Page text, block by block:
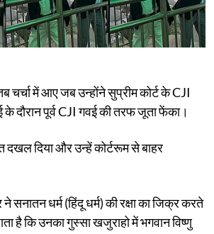
चर्चा में आए जब उन्होंने सुप्रीम कोर्ट के CJI
के दौरान पूर्व CJI गवई की तरफ जूता फेंका।
दखल दिया और उन्हें कोर्टरूम से बाहर
सनातन धर्म (हिंदू धर्म) की रक्षा का जिक्र करते
है कि उनका गुस्सा खजुराहो में भगवान विष्णु